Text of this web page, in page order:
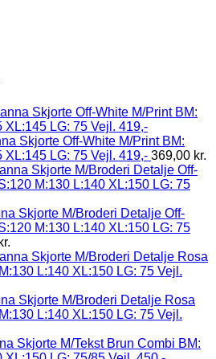
Skjorte Off-White M/Print BM:
XL:145 LG: 75 Vejl. 419,- 369,00 kr.
Skjorte M/Broderi Detalje Off-
M:130 L:140 XL:150 LG: 75
kr.
Skjorte M/Broderi Detalje Rosa
L:140 XL:150 LG: 75 Vejl.